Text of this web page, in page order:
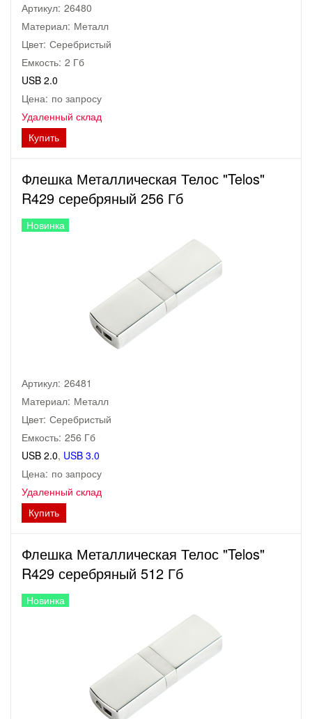
Артикул: 26480
Материал: Металл
Цвет: Серебристый
Емкость: 2 Гб
USB 2.0
Цена: по запросу
Удаленный склад
Купить
Флешка Металлическая Телос "Telos"
R429 серебряный 256 Гб
Новинка
Артикул: 26481
Материал: Металл
Цвет: Серебристый
Емкость: 256 Гб
USB 2.0, USB 3.0
Цена: по запросу
Удаленный склад
Купить
Флешка Металлическая Телос "Telos"
R429 серебряный 512 Гб
Новинка